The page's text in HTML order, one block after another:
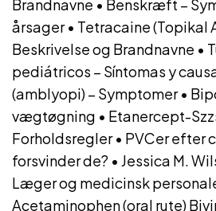
Brandnavne • Benskræft –
årsager• Tetracaine (Topikal
Beskrivelse og Brandnavne •
pediátricos – Síntomas y
(amblyopi) – Symptomer•
vægtøgning • Etanercept-
Forholdsregler• PVCer efter
forsvinder de? • Jessica M.
Læger og medicinsk
Acetaminophen (oral rute)